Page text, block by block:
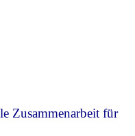
Zusammenarbeit für